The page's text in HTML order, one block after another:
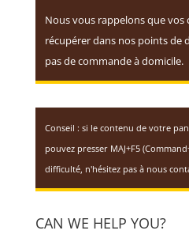
the
Nous vous rappelons que vos
récupérer dans nos points de
pas de commande à domicile.
Conseil : si le contenu de votre
pouvez presser MAJ+F5
difficulté, n'hésitez pas à nous
CAN WE HELP YOU?